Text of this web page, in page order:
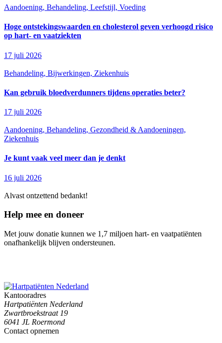
Aandoening, Behandeling, Leefstijl, Voeding
Hoge ontstekingswaarden en cholesterol geven verhoogd risico
op hart- en vaatziekten
17 juli 2026
Behandeling, Bijwerkingen, Ziekenhuis
Kan gebruik bloedverdunners tijdens operaties beter?
17 juli 2026
Aandoening, Behandeling, Gezondheid & Aandoeningen,
Ziekenhuis
Je kunt vaak veel meer dan je denkt
16 juli 2026
Alvast ontzettend bedankt!
Help mee en doneer
Met jouw donatie kunnen we 1,7 miljoen hart- en vaatpatiënten
onafhankelijk blijven ondersteunen.
Kantooradres
Hartpatiënten Nederland
Zwartbroekstraat 19
6041 JL Roermond
Contact opnemen